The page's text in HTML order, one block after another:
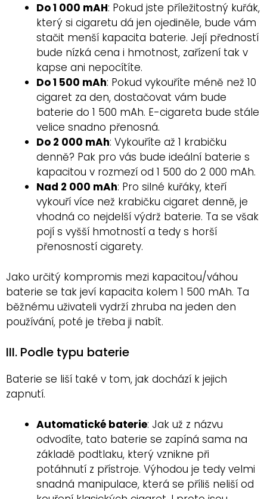
Do 1 000 mAH: Pokud jste příležitostný kuřák,
který si cigaretu dá jen ojediněle, bude vám
stačit menší kapacita baterie. Její předností
bude nízká cena i hmotnost, zařízení tak v
kapse ani nepocítíte.
Do 1 500 mAh: Pokud vykouříte méně než 10
cigaret za den, dostačovat vám bude
baterie do 1 500 mAh. E-cigareta bude stále
velice snadno přenosná.
Do 2 000 mAh: Vykouříte až 1 krabičku
denně? Pak pro vás bude ideální baterie s
kapacitou v rozmezí od 1 500 do 2 000 mAh.
Nad 2 000 mAh: Pro silné kuřáky, kteří
vykouří více než krabičku cigaret denně, je
vhodná co nejdelší výdrž baterie. Ta se však
pojí s vyšší hmotností a tedy s horší
přenosností cigarety.
Jako určitý kompromis mezi kapacitou/váhou
baterie se tak jeví kapacita kolem 1 500 mAh. Ta
běžnému uživateli vydrží zhruba na jeden den
používání, poté je třeba ji nabít.
III. Podle typu baterie
Baterie se liší také v tom, jak dochází k jejich
zapnutí.
Automatické baterie: Jak už z názvu
odvodíte, tato baterie se zapíná sama na
základě podtlaku, který vznikne při
potáhnutí z přístroje. Výhodou je tedy velmi
snadná manipulace, která se příliš neliší od